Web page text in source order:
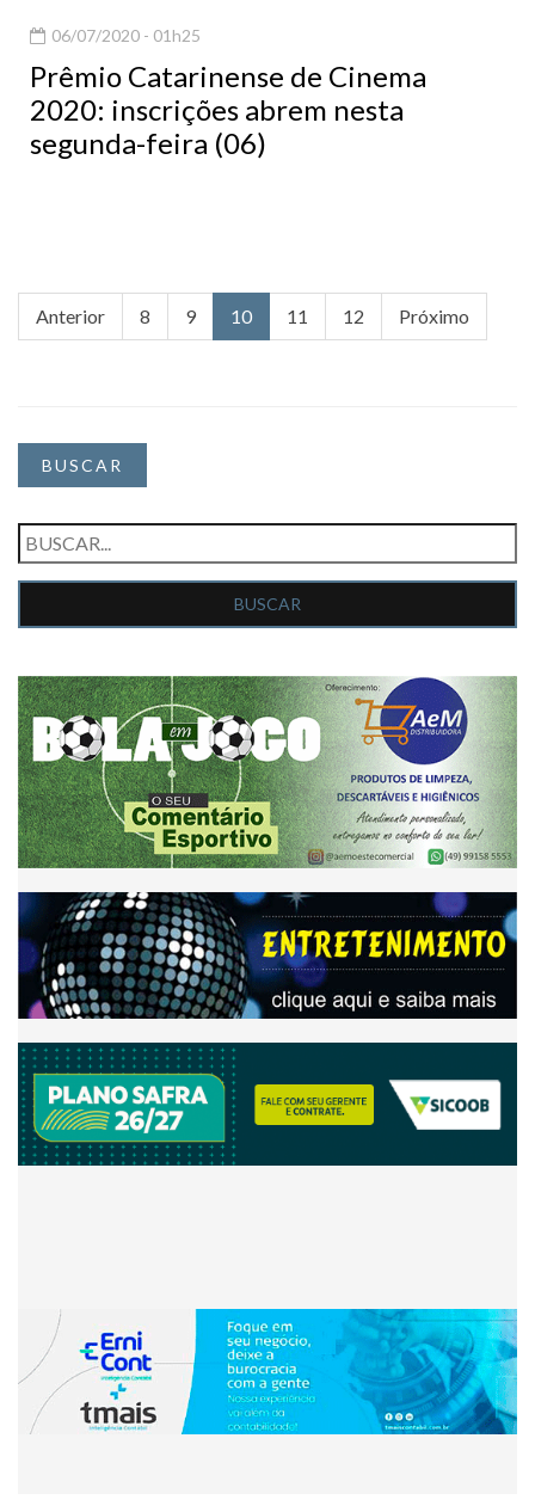
06/07/2020 - 01h25
Prêmio Catarinense de Cinema
2020: inscrições abrem nesta
segunda-feira (06)
Anterior 8 9 10 11 12 Próximo
BUSCAR